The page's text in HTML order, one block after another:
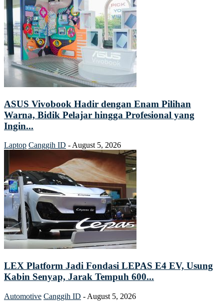
ASUS Vivobook Hadir dengan Enam Pilihan
Warna, Bidik Pelajar hingga Profesional yang
Ingin...
Laptop Canggih ID - August 5, 2026
LEX Platform Jadi Fondasi LEPAS E4 EV, Usung
Kabin Senyap, Jarak Tempuh 600...
Automotive Canggih ID - August 5, 2026